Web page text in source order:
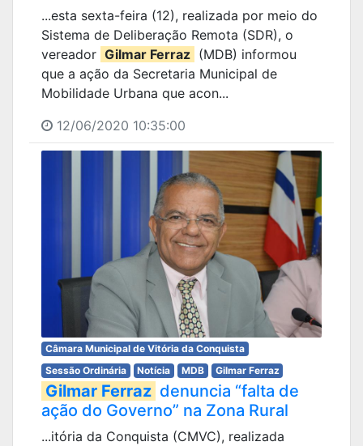
...esta sexta-feira (12), realizada por meio do
Sistema de Deliberação Remota (SDR), o
vereador Gilmar Ferraz (MDB) informou
que a ação da Secretaria Municipal de
Mobilidade Urbana que acon...
12/06/2020 10:35:00
Câmara Municipal de Vitória da Conquista
Sessão Ordinária
Notícia MDB Gilmar Ferraz
Gilmar Ferraz denuncia “falta de
ação do Governo” na Zona Rural
...itória da Conquista (CMVC), realizada